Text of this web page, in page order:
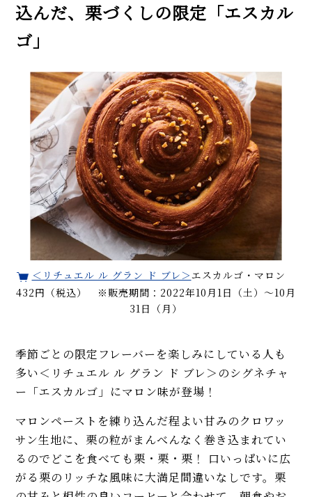
込んだ、栗づくしの限定「エスカル
ゴ」
＜リチュエル ル グラン ド ブレ＞エスカルゴ・マロン
432円（税込） ※販売期間：2022年10月1日（土）～10月
31日（月）
季節ごとの限定フレーバーを楽しみにしている人も
多い＜リチュエル ル グラン ド ブレ＞のシグネチャ
ー「エスカルゴ」にマロン味が登場！
マロンペーストを練り込んだ程よい甘みのクロワッ
サン生地に、栗の粒がまんべんなく巻き込まれてい
るのでどこを食べても栗・栗・栗！ 口いっぱいに広
がる栗のリッチな風味に大満足間違いなしです。栗